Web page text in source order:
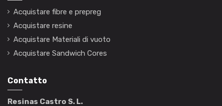
Acquistare fibre e prepreg
Acquistare resine
Acquistare Materiali di vuoto
Acquistare Sandwich Cores
Contatto
Resinas Castro S. L.